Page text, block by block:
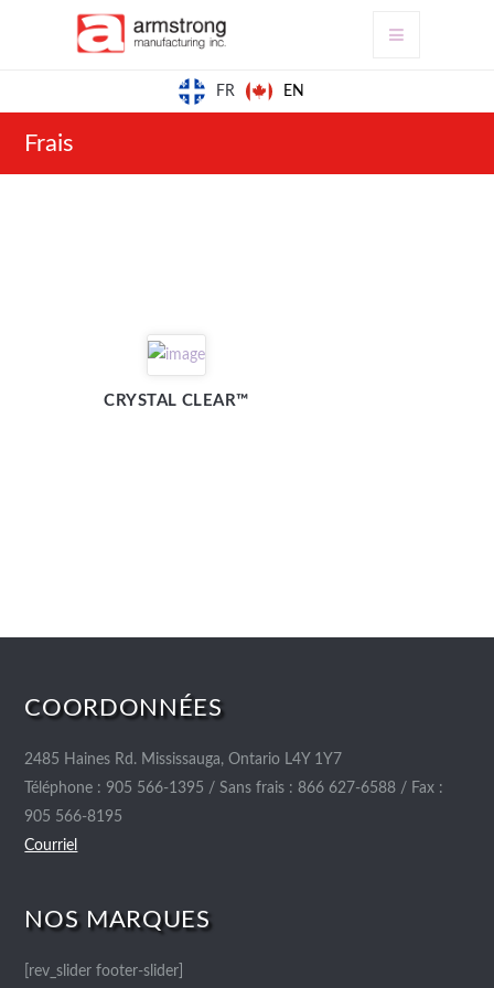
FR EN
Frais
CRYSTAL CLEAR™
COORDONNÉES
2485 Haines Rd. Mississauga, Ontario L4Y 1Y7
Téléphone : 905 566-1395 / Sans frais : 866 627-6588 / Fax :
905 566-8195
Courriel
NOS MARQUES
[rev_slider footer-slider]